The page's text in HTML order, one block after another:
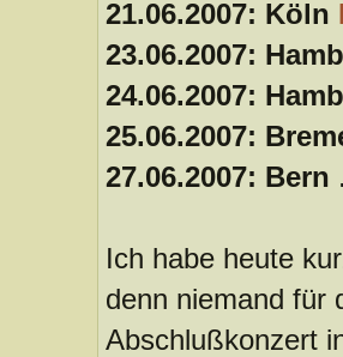
21.06.2007: Köln
23.06.2007:
24.06.2007:
25.06.2007:
27.06.2007: Bern
Ich habe heute
denn niemand für
Abschlußkonzert